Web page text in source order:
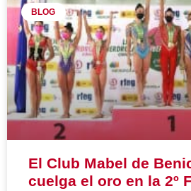
BLOG
El Club Mabel de
cuelga el oro en la 2º